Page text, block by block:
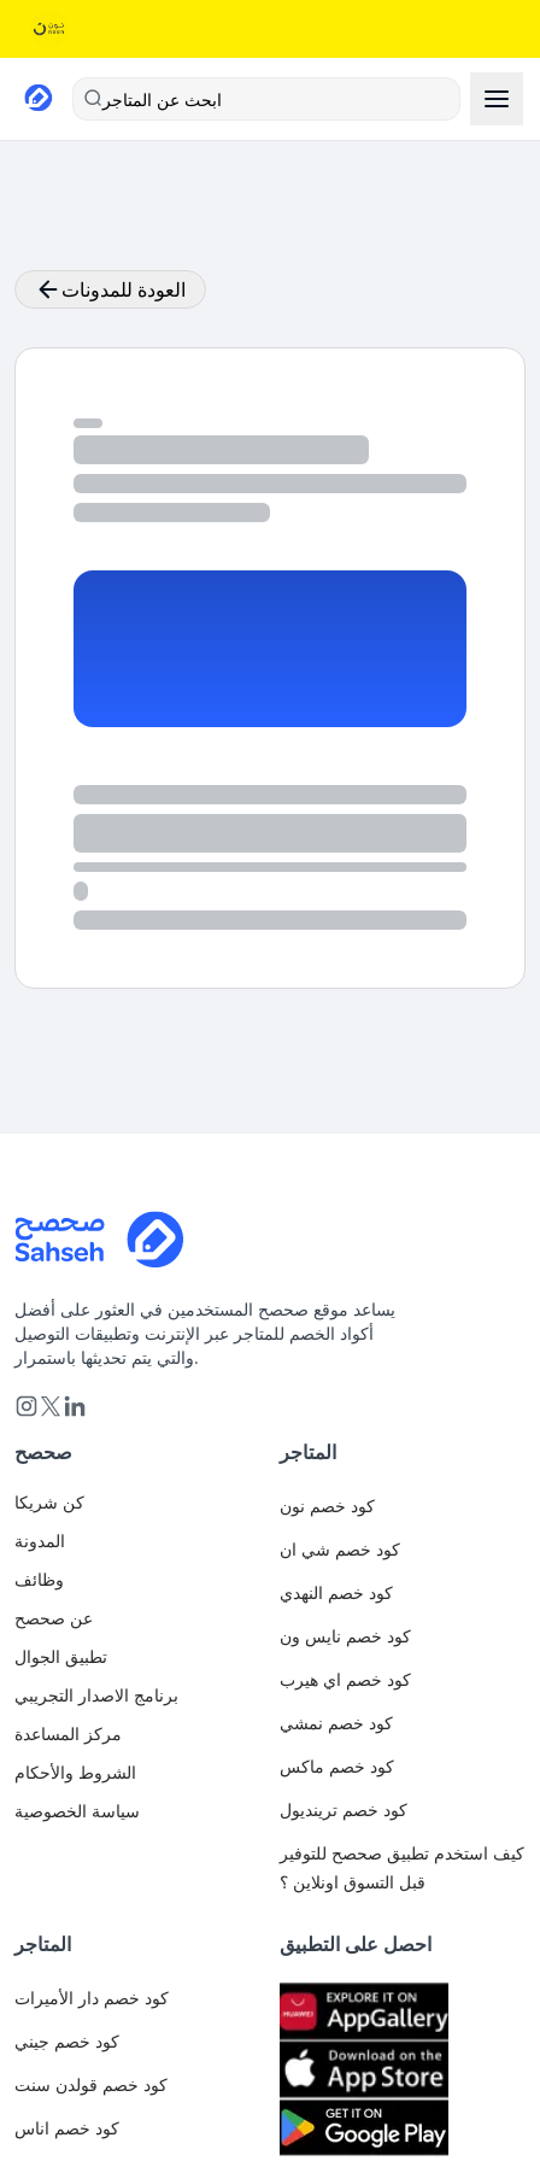
ابحث عن المتاجر
العودة للمدونات
يساعد موقع صحصح المستخدمين في العثور على أفضل
أكواد الخصم للمتاجر عبر الإنترنت وتطبيقات التوصيل
والتي يتم تحديثها باستمرار.
صحصح
كن شريكا
المدونة
وظائف
عن صحصح
تطبيق الجوال
برنامج الاصدار التجريبي
مركز المساعدة
الشروط والأحكام
سياسة الخصوصية
المتاجر
كود خصم نون
كود خصم شي ان
كود خصم النهدي
كود خصم نايس ون
كود خصم اي هيرب
كود خصم نمشي
كود خصم ماكس
كود خصم ترينديول
كيف استخدم تطبيق صحصح للتوفير
قبل التسوق اونلاين ؟
المتاجر
كود خصم دار الأميرات
كود خصم جيني
كود خصم قولدن سنت
كود خصم اناس
احصل على التطبيق